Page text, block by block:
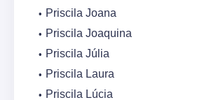
Priscila Joana
Priscila Joaquina
Priscila Júlia
Priscila Laura
Priscila Lúcia